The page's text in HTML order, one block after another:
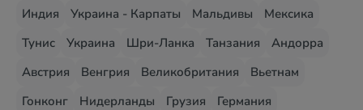
Индия
Украина - Карпаты Мальдивы
Мексика
Тунис
Украина Шри-Ланка Танзания
Андорра
Австрия
Венгрия Великобритания
Вьетнам
Гонконг
Нидерланды Грузия
Германия